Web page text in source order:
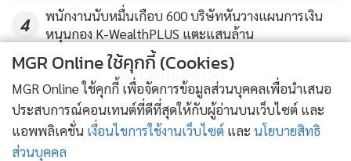
จ้างบริษัทภายนอกชั่วคราวเพื่อช่วยอำนวยความสะดวก ส่วน
ระยะยาวจะมีการเปิดให้บริการอาคารผู้โดยสาร Satellite
Terminal 1 (SAT-1) ในเดือนกันยายนนี้ ซึ่งสามารถรองรับผู้
โดยสารได้ 15 ล้านคน/ปี และมี 26 หลุมจอดอากาศยาน ส่วน
Runway 3 คาดว่าจะแล้วเสร็จภายในปีนี้ ซึ่งก็จะช่วยขยายขีด
ความสามารถของสนามบินให้รองรับเที่ยวบินได้เพิ่ม 28 เที่ยว/
ชั่วโมง
4
พนักงานนับหมื่นเกือบ 600 บริษัทหันวางแผนการเงิน
หนุนกอง K-WealthPLUS แตะแสนล้าน
ข่าวอื่นในหมวด
MGR Online ใช้คุกกี้ (Cookies)
MGR Online ใช้คุกกี้ เพื่อจัดการข้อมูลส่วนบุคคลเพื่อนำเสนอ
ประสบการณ์คอนเทนต์ที่ดีที่สุดให้กับผู้อ่านบนเว็บไซต์ และ
แอพพลิเคชั่น เงื่อนไขการใช้งานเว็บไซต์ และ นโยบายสิทธิ
ส่วนบุคคล